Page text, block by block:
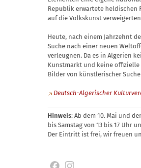
Republik erwartete heldischen
auf die Volkskunst
Heute, nach einem Jahrzehnt
Suche nach einer neuen
verleugnen. Da es in Algerien
Kunstmarkt und keine
Bilder von künstlerischer
Deutsch-Algerischer
Hinweis: Ab dem 10. Mai und
bis Samstag von 13 bis 17 Uhr
Der Eintritt ist frei, wir freuen